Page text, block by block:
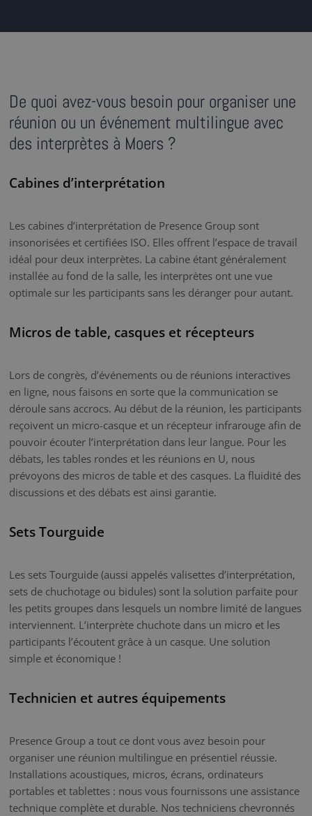
De quoi avez-vous besoin pour organiser une
réunion ou un événement multilingue avec
des interprètes à Moers ?
Cabines d’interprétation
Les cabines d’interprétation de Presence Group sont
insonorisées et certifiées ISO. Elles offrent l’espace de travail
idéal pour deux interprètes. La cabine étant généralement
installée au fond de la salle, les interprètes ont une vue
optimale sur les participants sans les déranger pour autant.
Micros de table, casques et récepteurs
Lors de congrès, d’événements ou de réunions interactives
en ligne, nous faisons en sorte que la communication se
déroule sans accrocs. Au début de la réunion, les participants
reçoivent un micro-casque et un récepteur infrarouge afin de
pouvoir écouter l’interprétation dans leur langue. Pour les
débats, les tables rondes et les réunions en U, nous
prévoyons des micros de table et des casques. La fluidité des
discussions et des débats est ainsi garantie.
Sets Tourguide
Les sets Tourguide (aussi appelés valisettes d’interprétation,
sets de chuchotage ou bidules) sont la solution parfaite pour
les petits groupes dans lesquels un nombre limité de langues
interviennent. L’interprète chuchote dans un micro et les
participants l’écoutent grâce à un casque. Une solution
simple et économique !
Technicien et autres équipements
Presence Group a tout ce dont vous avez besoin pour
organiser une réunion multilingue en présentiel réussie.
Installations acoustiques, micros, écrans, ordinateurs
portables et tablettes : nous vous fournissons une assistance
technique complète et durable. Nos techniciens chevronnés